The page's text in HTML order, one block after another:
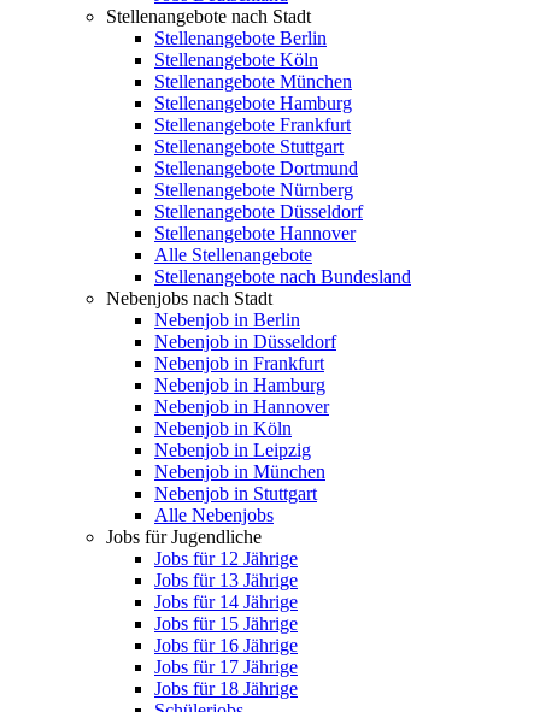
Stellenangebote nach Stadt
Stellenangebote Berlin
Stellenangebote Köln
Stellenangebote München
Stellenangebote Hamburg
Stellenangebote Frankfurt
Stellenangebote Stuttgart
Stellenangebote Dortmund
Stellenangebote Nürnberg
Stellenangebote Düsseldorf
Stellenangebote Hannover
Alle Stellenangebote
Stellenangebote nach Bundesland
Nebenjobs nach Stadt
Nebenjob in Berlin
Nebenjob in Düsseldorf
Nebenjob in Frankfurt
Nebenjob in Hamburg
Nebenjob in Hannover
Nebenjob in Köln
Nebenjob in Leipzig
Nebenjob in München
Nebenjob in Stuttgart
Alle Nebenjobs
Jobs für Jugendliche
Jobs für 12 Jährige
Jobs für 13 Jährige
Jobs für 14 Jährige
Jobs für 15 Jährige
Jobs für 16 Jährige
Jobs für 17 Jährige
Jobs für 18 Jährige